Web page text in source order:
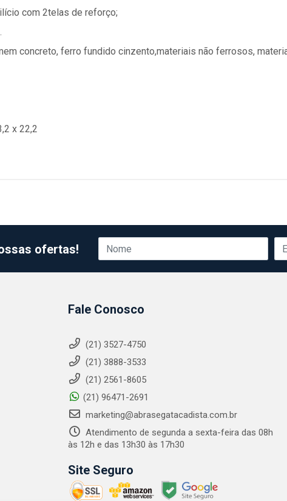
com 2telas de reforço;
concreto, ferro fundido cinzento,materiais não ferrosos,
x 22,2
ofertas!
Fale Conosco
(21) 3527-4750
(21) 3888-3533
(21) 2561-8605
(21) 96471-2691
marketing@abrasegatacadista.com.br
Atendimento de segunda a sexta-feira das 08h
às 12h e das 13h30 às 17h30
Site Seguro